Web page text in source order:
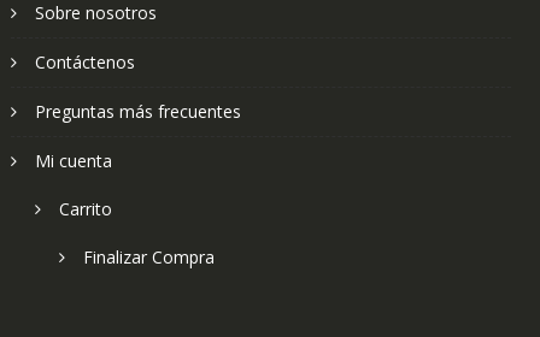
Sobre nosotros
Contáctenos
Preguntas más frecuentes
Mi cuenta
Carrito
Finalizar Compra